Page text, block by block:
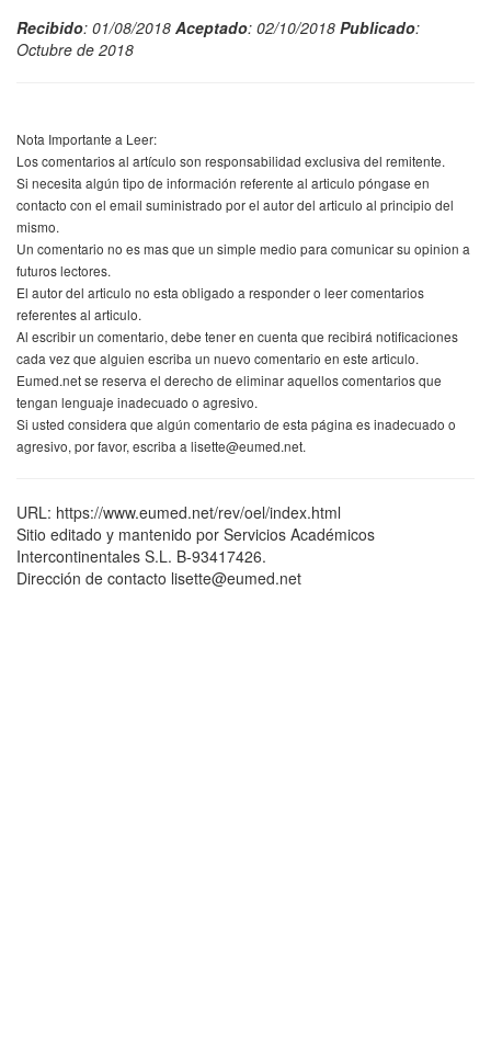
Recibido: 01/08/2018 Aceptado: 02/10/2018 Publicado:
Octubre de 2018
Nota Importante a Leer:
Los comentarios al artículo son responsabilidad exclusiva del remitente.
Si necesita algún tipo de información referente al articulo póngase en
contacto con el email suministrado por el autor del articulo al principio del
mismo.
Un comentario no es mas que un simple medio para comunicar su opinion a
futuros lectores.
El autor del articulo no esta obligado a responder o leer comentarios
referentes al articulo.
Al escribir un comentario, debe tener en cuenta que recibirá notificaciones
cada vez que alguien escriba un nuevo comentario en este articulo.
Eumed.net se reserva el derecho de eliminar aquellos comentarios que
tengan lenguaje inadecuado o agresivo.
Si usted considera que algún comentario de esta página es inadecuado o
agresivo, por favor, escriba a lisette@eumed.net.
URL: https://www.eumed.net/rev/oel/index.html
Sitio editado y mantenido por Servicios Académicos
Intercontinentales S.L. B-93417426.
Dirección de contacto lisette@eumed.net